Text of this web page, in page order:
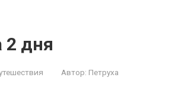
2 дня
Автор: Петруха